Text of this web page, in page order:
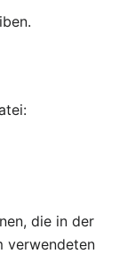
die in der
verwendeten